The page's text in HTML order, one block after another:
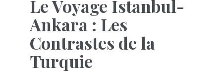
Le Voyage Istanbul-
Ankara : Les
Contrastes de la
Turquie